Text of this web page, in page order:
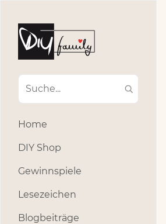
Home
DIY Shop
Gewinnspiele
Lesezeichen
Blogbeiträge